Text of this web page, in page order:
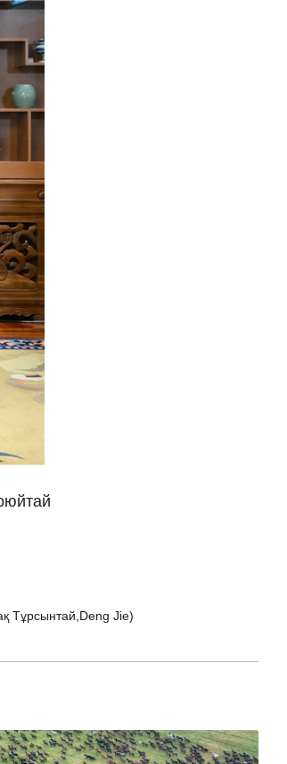
Тұрсынтай,Deng Jie)